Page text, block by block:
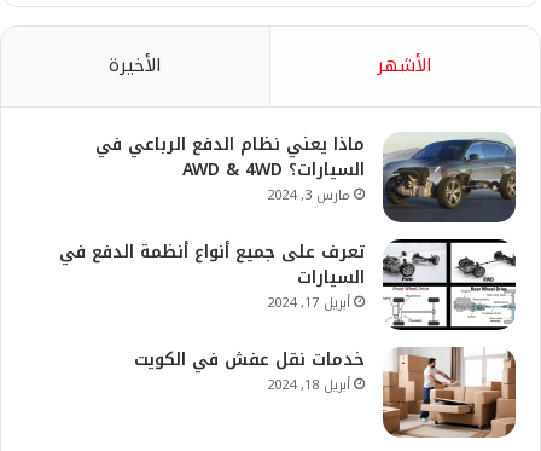
الأشهر الأخيرة
ماذا يعني نظام الدفع الرباعي في
السيارات؟ AWD & 4WD
مارس 3, 2024
تعرف على جميع أنواع أنظمة الدفع في
السيارات
أبريل 17, 2024
خدمات نقل عفش في الكويت
أبريل 18, 2024